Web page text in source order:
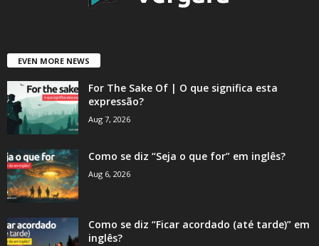
EVEN MORE NEWS
For The Sake Of | O que significa esta
expressão?
Aug 7, 2026
Como se diz “Seja o que for” em inglês?
Aug 6, 2026
Como se diz “Ficar acordado (até tarde)” em
inglês?